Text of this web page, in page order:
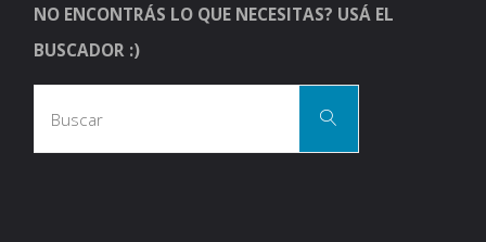
NO ENCONTRÁS LO QUE NECESITAS? USÁ EL
BUSCADOR :)
Buscar